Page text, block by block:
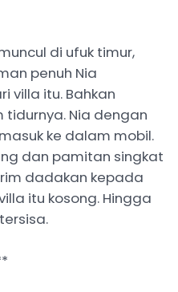
di ufuk timur,
penuh Nia
villa itu. Bahkan
Nia dengan
ke dalam mobil.
dan pamitan singkat
dadakan kepada
itu kosong. Hingga